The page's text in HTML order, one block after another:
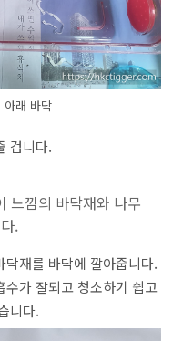
아래 바닥
겁니다.
느낌의 바닥재와 나무
.
재를 바닥에 깔아줍니다.
가 잘되고 청소하기 쉽고
니다.